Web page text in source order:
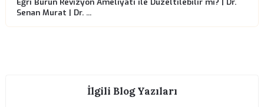
Randevu Almak İster misiniz?